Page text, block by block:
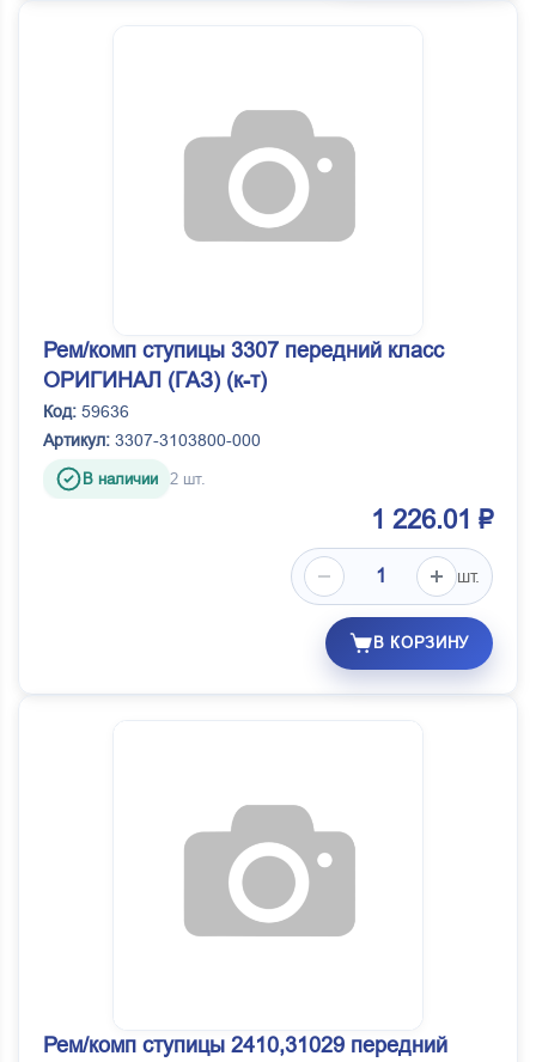
Рем/комп ступицы 3307 передний класс
ОРИГИНАЛ (ГАЗ) (к-т)
Код: 59636
Артикул: 3307-3103800-000
В наличии 2 шт.
1 226.01 ₽
шт.
В КОРЗИНУ
Рем/комп ступицы 2410,31029 передний